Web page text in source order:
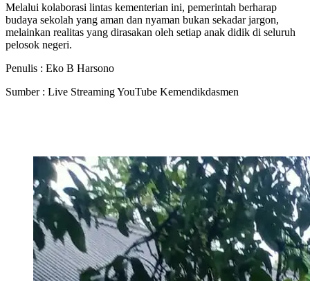
Melalui kolaborasi lintas kementerian ini, pemerintah berharap
budaya sekolah yang aman dan nyaman bukan sekadar jargon,
melainkan realitas yang dirasakan oleh setiap anak didik di seluruh
pelosok negeri.
Penulis : Eko B Harsono
Sumber : Live Streaming YouTube Kemendikdasmen